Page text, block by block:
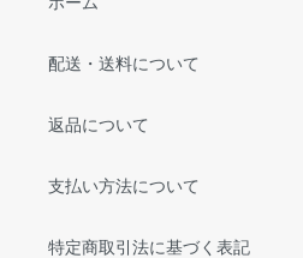
配送・送料について
返品について
支払い方法について
特定商取引法に基づく表記